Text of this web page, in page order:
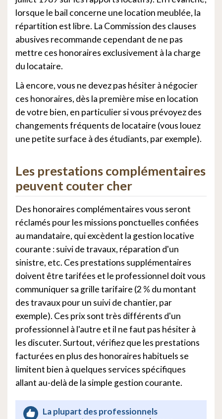
lorsque le bail concerne une location meublée, la
répartition est libre. La Commission des clauses
abusives recommande cependant de ne pas
mettre ces honoraires exclusivement à la charge
du locataire.
Là encore, vous ne devez pas hésiter à négocier
ces honoraires, dès la première mise en location
de votre bien, en particulier si vous prévoyez des
changements fréquents de locataire (vous louez
une petite surface à des étudiants, par exemple).
Les prestations complémentaires
peuvent couter cher
Des honoraires complémentaires vous seront
réclamés pour les missions ponctuelles confiées
au mandataire, qui excèdent la gestion locative
courante : suivi de travaux, réparation d'un
sinistre, etc. Ces prestations supplémentaires
doivent être tarifées et le professionnel doit vous
communiquer sa grille tarifaire (2 % du montant
des travaux pour un suivi de chantier, par
exemple). Ces prix sont très différents d'un
professionnel à l'autre et il ne faut pas hésiter à
les discuter. Surtout, vérifiez que les prestations
facturées en plus des honoraires habituels se
limitent bien à quelques services spécifiques
allant au-delà de la simple gestion courante.
La plupart des professionnels